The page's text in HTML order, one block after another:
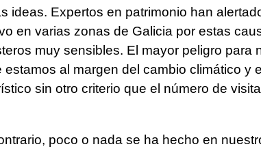
ideas. Expertos en patrimonio han
en varias zonas de Galicia por estas
muy sensibles. El mayor peligro para
estamos al margen del cambio climático y
sin otro criterio que el número de
poco o nada se ha hecho en